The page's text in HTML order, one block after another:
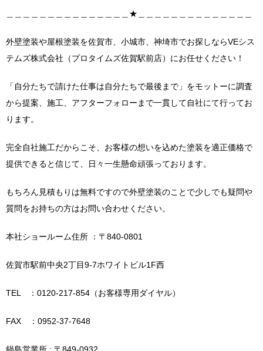
＿＿＿＿＿＿＿＿＿＿＿＿＿＿＿★＿＿＿＿＿＿＿＿＿＿＿＿＿＿
外壁塗装や屋根塗装を佐賀市、小城市、神埼市でお探しならVEシス
テムズ株式会社（プロタイムズ佐賀駅前店）にお任せください！
「自分たちで請けた仕事は自分たちで最後まで」をモットーに調査
から提案、施工、アフターフォローまで一貫して自社にて行ってお
ります。
完全自社施工だからこそ、お客様の想いを込めた塗装を適正価格で
提供できると信じて、日々一生懸命頑張っております。
もちろん見積もりは無料ですので外壁塗装のことで少しでも疑問や
質問をお持ちの方はお問い合わせください。
本社ショールーム住所 ：〒840-0801
佐賀市駅前中央2丁目9-7ホワイトビル1F西
TEL ：0120-217-854（お客様専用ダイヤル）
FAX ：0952-37-7648